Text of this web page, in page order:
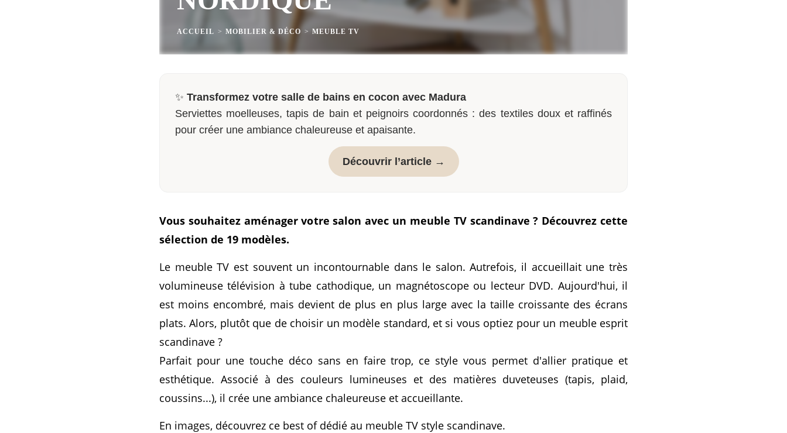
ACCUEIL > MOBILIER & DÉCO > MEUBLE TV
✨ Transformez votre salle de bains en cocon avec Madura
Serviettes moelleuses, tapis de bain et peignoirs coordonnés : des textiles doux et raffinés
pour créer une ambiance chaleureuse et apaisante.
Découvrir l’article →
Vous souhaitez aménager votre salon avec un meuble TV scandinave ? Découvrez cette
sélection de 19 modèles.
Le meuble TV est souvent un incontournable dans le salon. Autrefois, il accueillait une très
volumineuse télévision à tube cathodique, un magnétoscope ou lecteur DVD. Aujourd'hui, il
est moins encombré, mais devient de plus en plus large avec la taille croissante des écrans
plats. Alors, plutôt que de choisir un modèle standard, et si vous optiez pour un meuble esprit
scandinave ?
Parfait pour une touche déco sans en faire trop, ce style vous permet d'allier pratique et
esthétique. Associé à des couleurs lumineuses et des matières duveteuses (tapis, plaid,
coussins...), il crée une ambiance chaleureuse et accueillante.
En images, découvrez ce best of dédié au meuble TV style scandinave.